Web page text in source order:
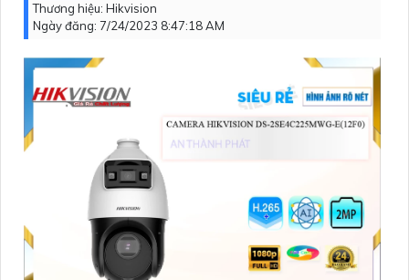
Thương hiệu: Hikvision
Ngày đăng: 7/24/2023 8:47:18 AM